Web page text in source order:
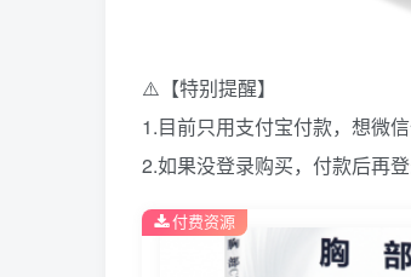
⚠️【特别提醒】
1.目前只用支付宝付款，想微
2.如果没登录购买，付款后再
付费资源